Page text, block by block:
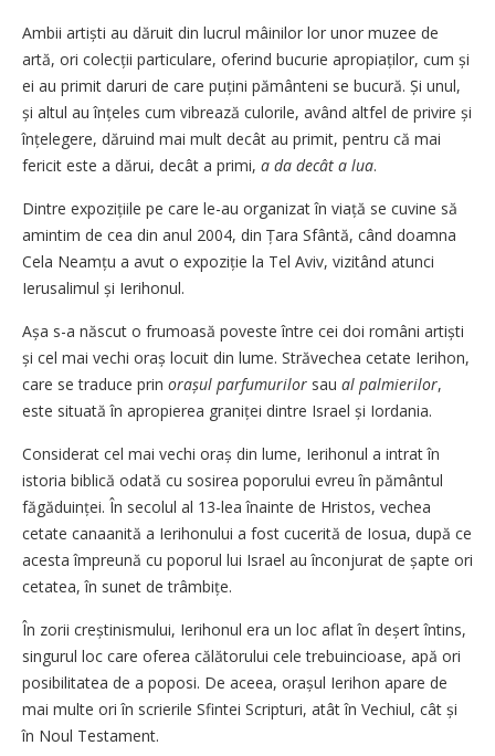
Ambii artiști au dăruit din lucrul mâinilor lor unor muzee de
artă, ori colecții particulare, oferind bucurie apropiaților, cum și
ei au primit daruri de care puțini pământeni se bucură. Și unul,
și altul au înțeles cum vibrează culorile, având altfel de privire și
înțelegere, dăruind mai mult decât au primit, pentru că mai
fericit este a dărui, decât a primi, a da decât a lua.
Dintre expozițiile pe care le-au organizat în viață se cuvine să
amintim de cea din anul 2004, din Țara Sfântă, când doamna
Cela Neamțu a avut o expoziție la Tel Aviv, vizitând atunci
Ierusalimul și Ierihonul.
Așa s-a născut o frumoasă poveste între cei doi români artiști
și cel mai vechi oraș locuit din lume. Străvechea cetate Ierihon,
care se traduce prin orașul parfumurilor sau al palmierilor,
este situată în apropierea graniței dintre Israel și Iordania.
Considerat cel mai vechi oraș din lume, Ierihonul a intrat în
istoria biblică odată cu sosirea poporului evreu în pământul
făgăduinței. În secolul al 13-lea înainte de Hristos, vechea
cetate canaanită a Ierihonului a fost cucerită de Iosua, după ce
acesta împreună cu poporul lui Israel au înconjurat de șapte ori
cetatea, în sunet de trâmbițe.
În zorii creștinismului, Ierihonul era un loc aflat în deșert întins,
singurul loc care oferea călătorului cele trebuincioase, apă ori
posibilitatea de a poposi. De aceea, orașul Ierihon apare de
mai multe ori în scrierile Sfintei Scripturi, atât în Vechiul, cât și
în Noul Testament.